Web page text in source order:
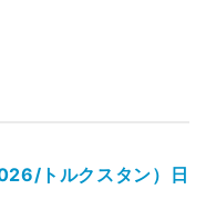
トルクスタン）日